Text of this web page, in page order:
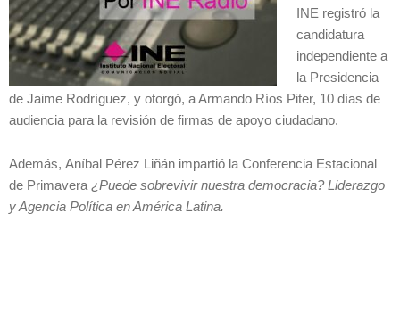
INE registró la
candidatura
independiente a
la Presidencia
de Jaime Rodríguez, y otorgó, a Armando Ríos Piter, 10 días de
audiencia para la revisión de firmas de apoyo ciudadano.
Además, Aníbal Pérez Liñán impartió la Conferencia Estacional
de Primavera ¿Puede sobrevivir nuestra democracia? Liderazgo
y Agencia Política en América Latina.